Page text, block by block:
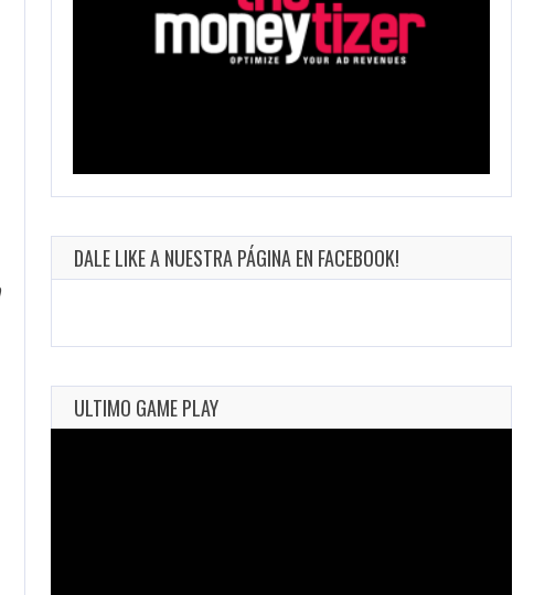
DALE LIKE A NUESTRA PÁGINA EN FACEBOOK!
ULTIMO GAME PLAY